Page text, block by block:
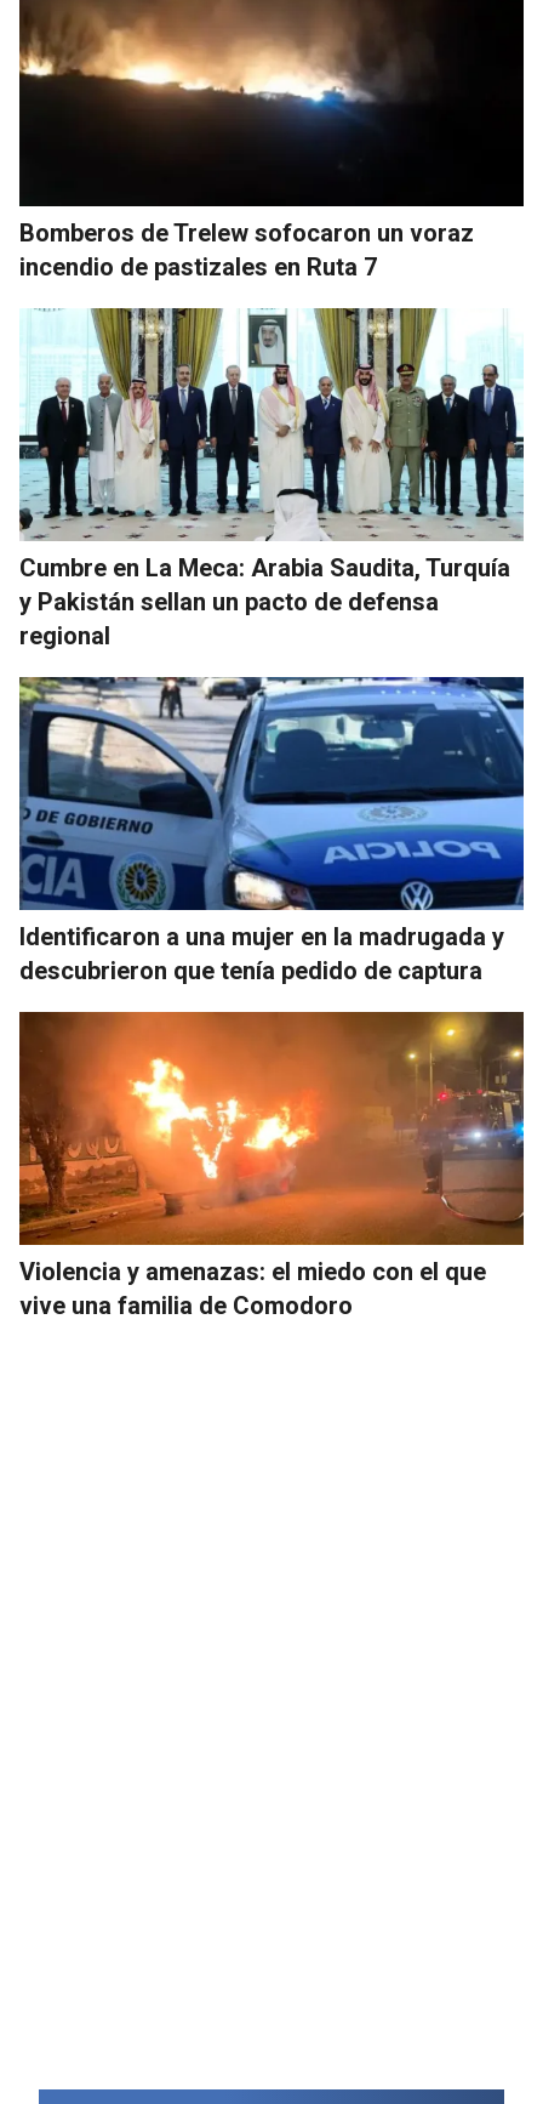
Bomberos de Trelew sofocaron un voraz
incendio de pastizales en Ruta 7
Cumbre en La Meca: Arabia Saudita, Turquía
y Pakistán sellan un pacto de defensa
regional
Identificaron a una mujer en la madrugada y
descubrieron que tenía pedido de captura
Violencia y amenazas: el miedo con el que
vive una familia de Comodoro